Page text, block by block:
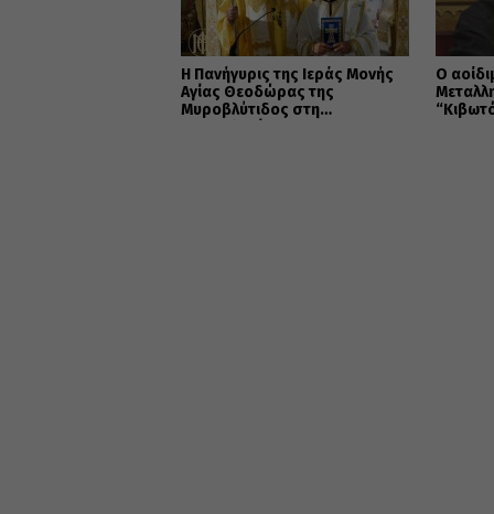
Η Πανήγυρις της Ιεράς Μονής
Αγίας Θεοδώρας της
Μυροβλύτιδος στη
Ο